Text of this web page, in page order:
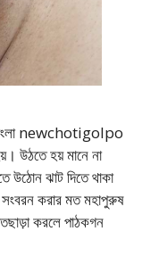
বাংলা newchotigolpo
উঠতে হয় মানে না
উঠোন ঝাট দিতে থাকা
সংবরন করার মত মহাপুরুষ
করলে পাঠকগন